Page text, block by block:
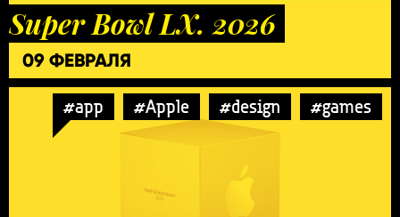
Super Bowl LX. 2026
09 ФЕВРАЛЯ
#app #Apple #design #games